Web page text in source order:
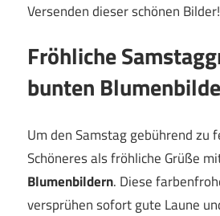
Versenden dieser schönen Bilder!
Fröhliche
bunten
Um den Samstag gebührend zu
Schöneres als fröhliche Grüße
Blumenbildern. Diese
versprühen sofort gute Laune